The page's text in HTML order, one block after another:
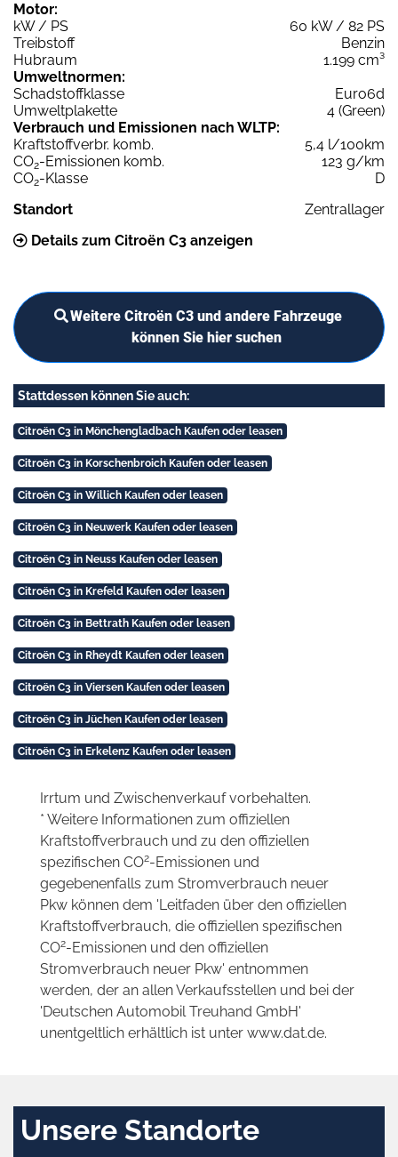
Motor:
kW / PS
60 kW / 82 PS
Treibstoff
Benzin
Hubraum
1.199 cm³
Umweltnormen:
Schadstoffklasse
Euro6d
Umweltplakette
4 (Green)
Verbrauch und Emissionen nach WLTP:
Kraftstoffverbr. komb.
5,4 l/100km
CO2-Emissionen komb.
123 g/km
CO2-Klasse
D
Standort
Zentrallager
Details zum Citroën C3 anzeigen
Weitere Citroën C3 und andere Fahrzeuge
können Sie hier suchen
Stattdessen können Sie auch:
Citroën C3 in Mönchengladbach Kaufen oder leasen
Citroën C3 in Korschenbroich Kaufen oder leasen
Citroën C3 in Willich Kaufen oder leasen
Citroën C3 in Neuwerk Kaufen oder leasen
Citroën C3 in Neuss Kaufen oder leasen
Citroën C3 in Krefeld Kaufen oder leasen
Citroën C3 in Bettrath Kaufen oder leasen
Citroën C3 in Rheydt Kaufen oder leasen
Citroën C3 in Viersen Kaufen oder leasen
Citroën C3 in Jüchen Kaufen oder leasen
Citroën C3 in Erkelenz Kaufen oder leasen
Irrtum und Zwischenverkauf vorbehalten.
* Weitere Informationen zum offiziellen
Kraftstoffverbrauch und zu den offiziellen
spezifischen CO2-Emissionen und
gegebenenfalls zum Stromverbrauch neuer
Pkw können dem 'Leitfaden über den offiziellen
Kraftstoffverbrauch, die offiziellen spezifischen
CO2-Emissionen und den offiziellen
Stromverbrauch neuer Pkw' entnommen
werden, der an allen Verkaufsstellen und bei der
'Deutschen Automobil Treuhand GmbH'
unentgeltlich erhältlich ist unter www.dat.de.
Unsere Standorte